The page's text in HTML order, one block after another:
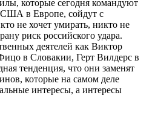
которые сегодня командуют
США в Европе, сойдут с
не хочет умирать, никто не
риск российского удара.
деятелей как Виктор
в Словакии, Герт Вилдерс в
тенденция, что они заменят
которые на самом деле
интересы, а интересы